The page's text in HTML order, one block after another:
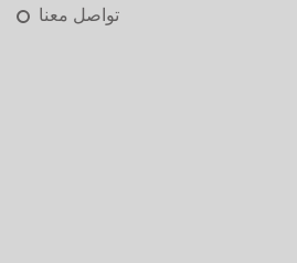
تواصل معنا